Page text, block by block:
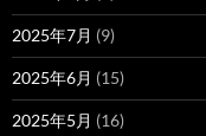
2025年7月 (9)
2025年6月 (15)
2025年5月 (16)